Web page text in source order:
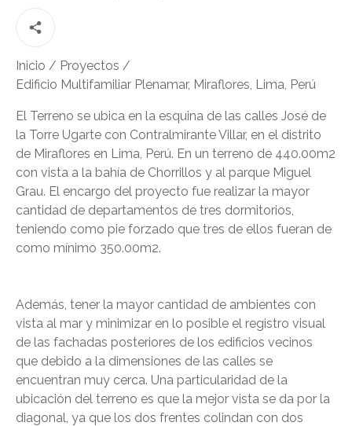
Inicio / Proyectos /
Edificio Multifamiliar Plenamar, Miraflores, Lima, Perú
El Terreno se ubica en la esquina de las calles José de
la Torre Ugarte con Contralmirante Villar, en el distrito
de Miraflores en Lima, Perú. En un terreno de 440.00m2
con vista a la bahía de Chorrillos y al parque Miguel
Grau. El encargo del proyecto fue realizar la mayor
cantidad de departamentos de tres dormitorios,
teniendo como pie forzado que tres de ellos fueran de
como mínimo 350.00m2.
Además, tener la mayor cantidad de ambientes con
vista al mar y minimizar en lo posible el registro visual
de las fachadas posteriores de los edificios vecinos
que debido a la dimensiones de las calles se
encuentran muy cerca. Una particularidad de la
ubicación del terreno es que la mejor vista se da por la
diagonal, ya que los dos frentes colindan con dos